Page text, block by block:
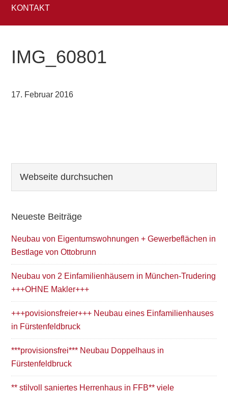
KONTAKT
IMG_60801
17. Februar 2016
Seitenspalte
durchsuchen
Neueste Beiträge
Neubau von Eigentumswohnungen + Gewerbeflächen in
Bestlage von Ottobrunn
Neubau von 2 Einfamilienhäusern in München-Trudering
+++OHNE Makler+++
+++povisionsfreier+++ Neubau eines Einfamilienhauses
in Fürstenfeldbruck
***provisionsfrei*** Neubau Doppelhaus in
Fürstenfeldbruck
** stilvoll saniertes Herrenhaus in FFB** viele